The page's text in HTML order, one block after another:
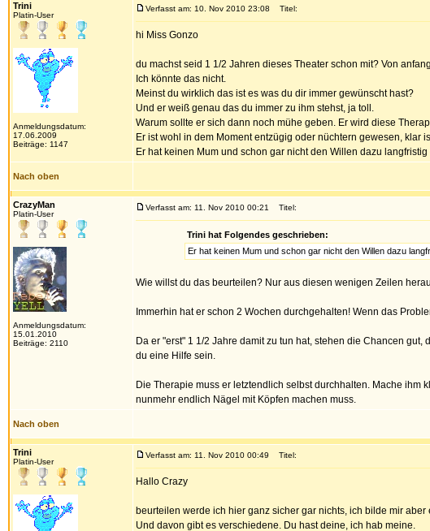
Trini
Platin-User
Anmeldungsdatum:
17.06.2009
Beiträge: 1147
Verfasst am: 10. Nov 2010 23:08 Titel:
hi Miss Gonzo
du machst seid 1 1/2 Jahren dieses Theater schon mit? Von
Ich könnte das nicht.
Meinst du wirklich das ist es was du dir immer gewünscht hast?
Und er weiß genau das du immer zu ihm stehst, ja toll.
Warum sollte er sich dann noch mühe geben. Er wird diese
Er ist wohl in dem Moment entzügig oder nüchtern gewesen, klar
Er hat keinen Mum und schon gar nicht den Willen dazu
Nach oben
CrazyMan
Platin-User
Anmeldungsdatum:
15.01.2010
Beiträge: 2110
Verfasst am: 11. Nov 2010 00:21 Titel:
Trini hat Folgendes geschrieben:
Er hat keinen Mum und schon gar nicht den Willen dazu
Wie willst du das beurteilen? Nur aus diesen wenigen Zeilen
Immerhin hat er schon 2 Wochen durchgehalten! Wenn das
Da er "erst" 1 1/2 Jahre damit zu tun hat, stehen die Chancen
du eine Hilfe sein.
Die Therapie muss er letztendlich selbst durchhalten. Mache ihm
nunmehr endlich Nägel mit Köpfen machen muss.
Nach oben
Trini
Platin-User
Verfasst am: 11. Nov 2010 00:49 Titel:
Hallo Crazy
beurteilen werde ich hier ganz sicher gar nichts, ich bilde mir aber
Und davon gibt es verschiedene. Du hast deine, ich hab meine.